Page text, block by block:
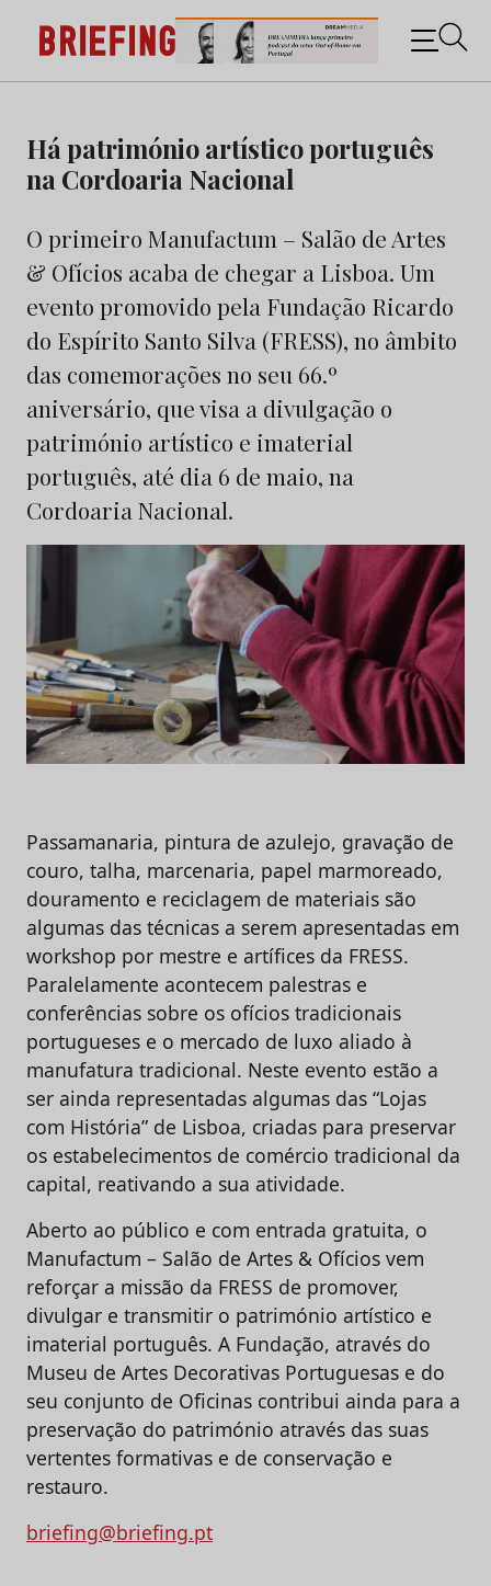
content
Briefing: Todas as notícias sobre os negócios do
Marketing e da Publicidade
Há património artístico português
na Cordoaria Nacional
O primeiro Manufactum – Salão de Artes
& Ofícios acaba de chegar a Lisboa. Um
evento promovido pela Fundação Ricardo
do Espírito Santo Silva (FRESS), no âmbito
das comemorações no seu 66.º
aniversário, que visa a divulgação o
património artístico e imaterial
português, até dia 6 de maio, na
Cordoaria Nacional.
Passamanaria, pintura de azulejo, gravação de
couro, talha, marcenaria, papel marmoreado,
douramento e reciclagem de materiais são
algumas das técnicas a serem apresentadas em
workshop por mestre e artífices da FRESS.
Paralelamente acontecem palestras e
conferências sobre os ofícios tradicionais
portugueses e o mercado de luxo aliado à
manufatura tradicional. Neste evento estão a
ser ainda representadas algumas das “Lojas
com História” de Lisboa, criadas para preservar
os estabelecimentos de comércio tradicional da
capital, reativando a sua atividade.
Aberto ao público e com entrada gratuita, o
Manufactum – Salão de Artes & Ofícios vem
reforçar a missão da FRESS de promover,
divulgar e transmitir o património artístico e
imaterial português. A Fundação, através do
Museu de Artes Decorativas Portuguesas e do
seu conjunto de Oficinas contribui ainda para a
preservação do património através das suas
vertentes formativas e de conservação e
restauro.
briefing@briefing.pt